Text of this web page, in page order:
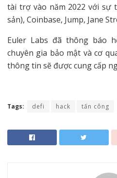
tài trợ vào năm 2022 với sự
sản), Coinbase, Jump, Jane
Euler Labs đã thông báo
chuyên gia bảo mật và cơ
thông tin sẽ được cung cấp
Tags: defi hack tấn công